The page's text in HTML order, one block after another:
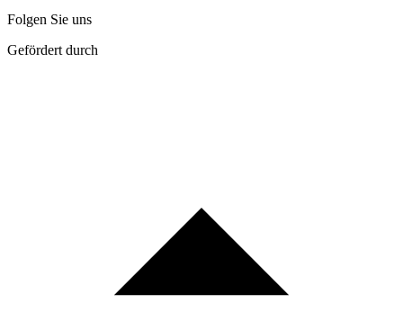
Folgen Sie uns
Gefördert durch